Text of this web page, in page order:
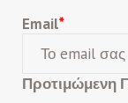
Email*
Προτιμώμενη